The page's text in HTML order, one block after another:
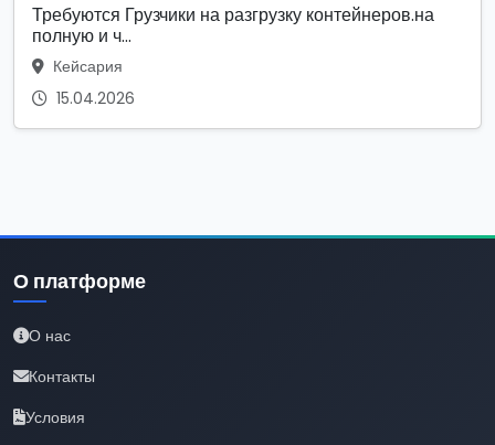
Требуются Грузчики на разгрузку контейнеров.на
полную и ч...
Кейсария
15.04.2026
О платформе
О нас
Контакты
Условия